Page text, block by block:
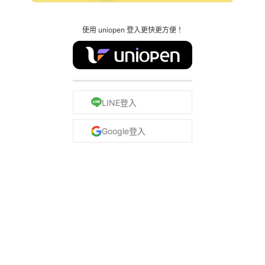
使用 uniopen 登入更快更方便！
LINE登入
Google登入